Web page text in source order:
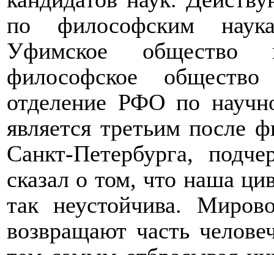
по философским
Уфимское общество
философское
отделение РФО по
является третьим
Санкт-Петербурга,
сказал о том, что наша
так неустойчива.
возвращают часть